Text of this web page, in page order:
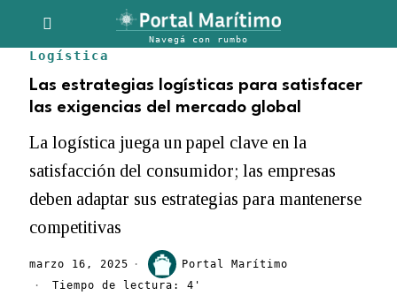
Logística
Las estrategias logísticas para satisfacer
las exigencias del mercado global
La logística juega un papel clave en la
satisfacción del consumidor; las empresas
deben adaptar sus estrategias para mantenerse
competitivas
marzo 16, 2025
Portal Marítimo
Tiempo de lectura: 4'